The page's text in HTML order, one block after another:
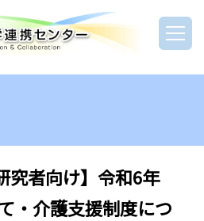
究者向け】令和6年
・介護支援制度につ